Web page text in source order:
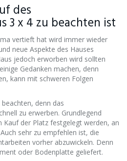
des
3 x 4 zu beachten ist
vertieft hat wird immer wieder
neue Aspekte des Hauses
jedoch erworben wird sollten
Gedanken machen, denn
kann mit schweren Folgen
denn das
zu erwerben. Grundlegend
der Platz festgelegt werden, an
sehr zu empfehlen ist, die
vorher abzuwickeln. Denn
oder Bodenplatte geliefert.